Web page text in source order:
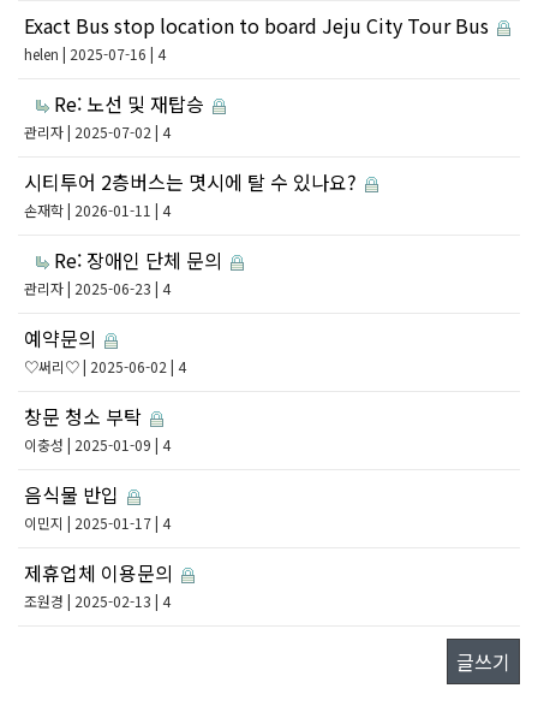
Exact Bus stop location to board Jeju City Tour Bus
helen | 2025-07-16 | 4
Re: 노선 및 재탑승
관리자| 2025-07-02 | 4
시티투어 2층버스는 몃시에 탈 수 있나요?
손재학| 2026-01-11 | 4
Re: 장애인 단체 문의
관리자| 2025-06-23 | 4
예약문의
♡써리♡| 2025-06-02 | 4
창문 청소 부탁
이충성 | 2025-01-09 | 4
음식물 반입
이민지 | 2025-01-17 | 4
제휴업체 이용문의
조원경 | 2025-02-13 | 4
글쓰기